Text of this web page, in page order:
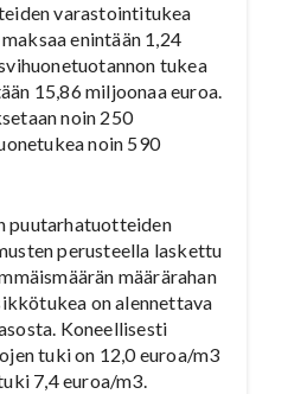
varastointitukea
enintään 1,24
tukea
15,86 miljoonaa euroa.
noin 250
noin 590
puutarhatuotteiden
perusteella laskettu
määrärahan
on alennettava
Koneellisesti
tuki on 12,0 euroa/m3
7,4 euroa/m3.